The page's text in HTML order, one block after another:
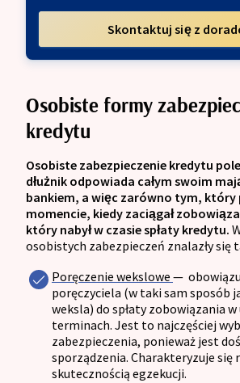
Skontaktuj się z
Osobiste formy
kredytu
Osobiste zabezpieczenie kredytu
dłużnik odpowiada całym swoim
bankiem, a więc zarówno tym, który
momencie, kiedy zaciągał
który nabył w czasie spłaty kredytu.
osobistych zabezpieczeń znalazły się
Poręczenie wekslowe —
poręczyciela (w taki sam sposób
weksla) do spłaty zobowiązania
terminach. Jest to najczęściej
zabezpieczenia, ponieważ jest
sporządzenia. Charakteryzuje się
skutecznością egzekucji.